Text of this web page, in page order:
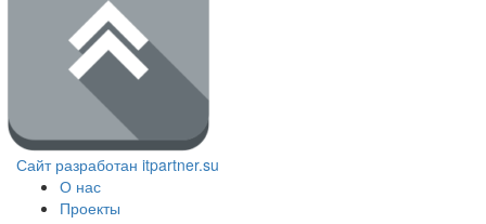
Сайт разработан itpartner.su
О нас
Проекты